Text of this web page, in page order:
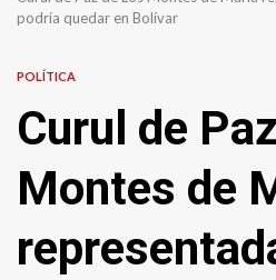
podría quedar en Bolívar
POLÍTICA
Curul de
Montes de